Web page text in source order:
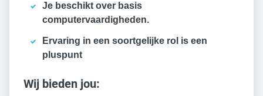
Je beschikt over basis
computervaardigheden.
Ervaring in een soortgelijke rol is een
pluspunt
Wij bieden jou: